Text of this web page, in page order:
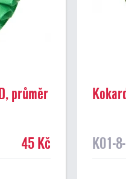
průměr
45 Kč
K01-